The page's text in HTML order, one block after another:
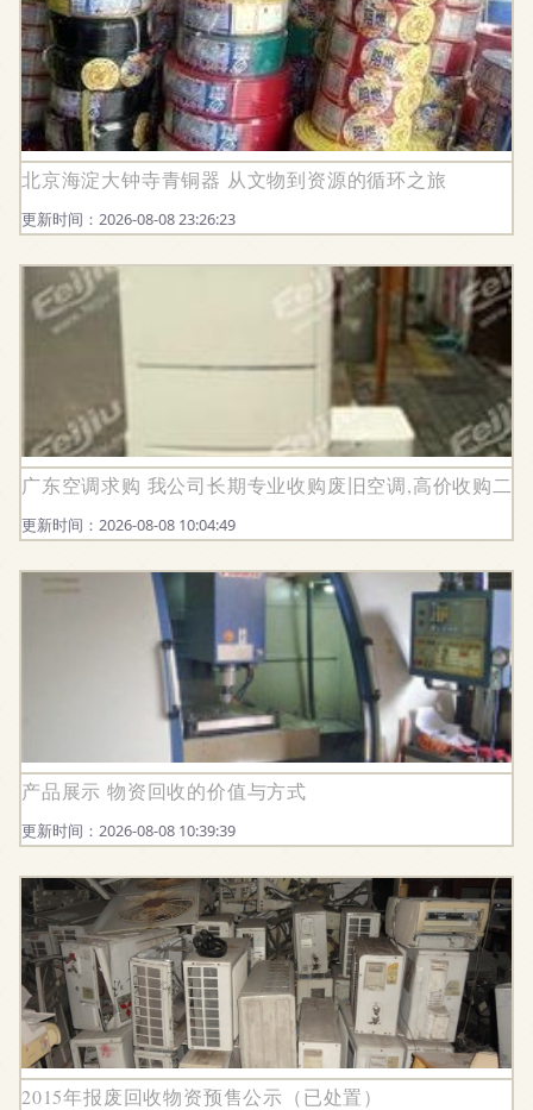
北京海淀大钟寺青铜器 从文物到资源的循环之旅
更新时间：2026-08-08 23:26:23
广东空调求购 我公司长期专业收购废旧空调,高价收购二
更新时间：2026-08-08 10:04:49
产品展示 物资回收的价值与方式
更新时间：2026-08-08 10:39:39
2015年报废回收物资预售公示（已处置）